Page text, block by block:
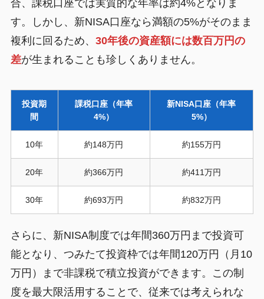
合、課税口座では実質的な年率は約4%となりま
す。しかし、新NISA口座なら満額の5%がそのまま
複利に回るため、 30年後の資産額には数百万円の
差が生まれることも珍しくありません。
投資期
間
課税口座（年率
4%）
新NISA口座（年率
5%）
10年 約148万円 約155万円
20年 約366万円 約411万円
30年 約693万円 約832万円
さらに、新NISA制度では年間360万円まで投資可
能となり、つみたて投資枠では年間120万円（月10
万円）まで非課税で積立投資ができます。この制
度を最大限活用することで、従来では考えられな